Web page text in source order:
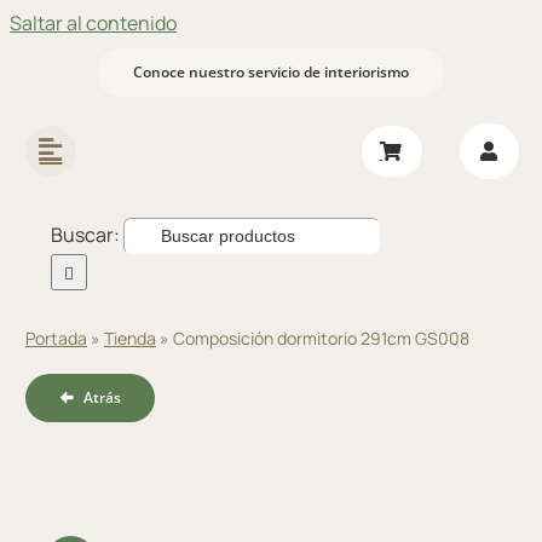
Saltar al contenido
Conoce nuestro servicio de interiorismo
Buscar:
Portada » Tienda » Composición dormitorio 291cm GS008
Atrás